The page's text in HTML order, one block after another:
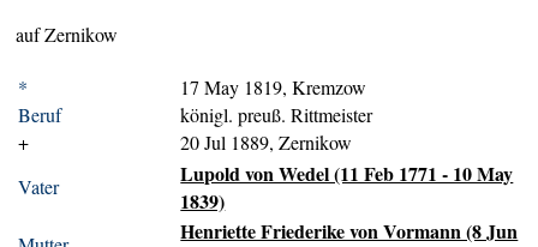
auf Zernikow
*
17 May 1819, Kremzow
Beruf
königl. preuß. Rittmeister
+
20 Jul 1889, Zernikow
Vater
Lupold von Wedel (11 Feb 1771 - 10 May
1839)
Henriette Friederike von Vormann (8 Jun